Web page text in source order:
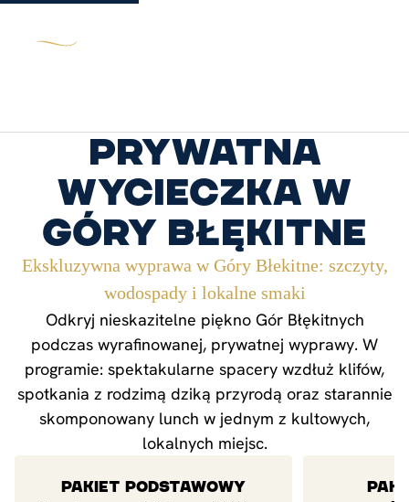
Prywatna
wycieczka w
Góry Błękitne
Ekskluzywna wyprawa w Góry Błekitne: szczyty,
wodospady i lokalne smaki
Odkryj nieskazitelne piękno Gór Błękitnych
podczas wyrafinowanej, prywatnej wyprawy. W
programie: spektakularne spacery wzdłuż klifów,
spotkania z rodzimą dziką przyrodą oraz starannie
skomponowany lunch w jednym z kultowych,
lokalnych miejsc.
PAKIET PODSTAWOWY